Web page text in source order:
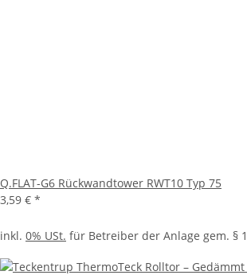
Q.FLAT-G6 Rückwandtower RWT10 Typ 75
3,59 € *
inkl. 0% USt. für Betreiber der Anlage gem. §